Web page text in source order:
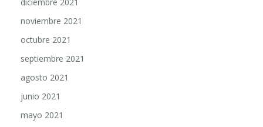
noviembre 2021
octubre 2021
septiembre 2021
agosto 2021
junio 2021
mayo 2021
abril 2021